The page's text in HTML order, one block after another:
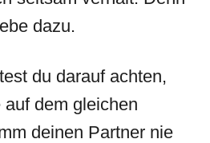
dazu.
du darauf achten,
dem gleichen
deinen Partner nie